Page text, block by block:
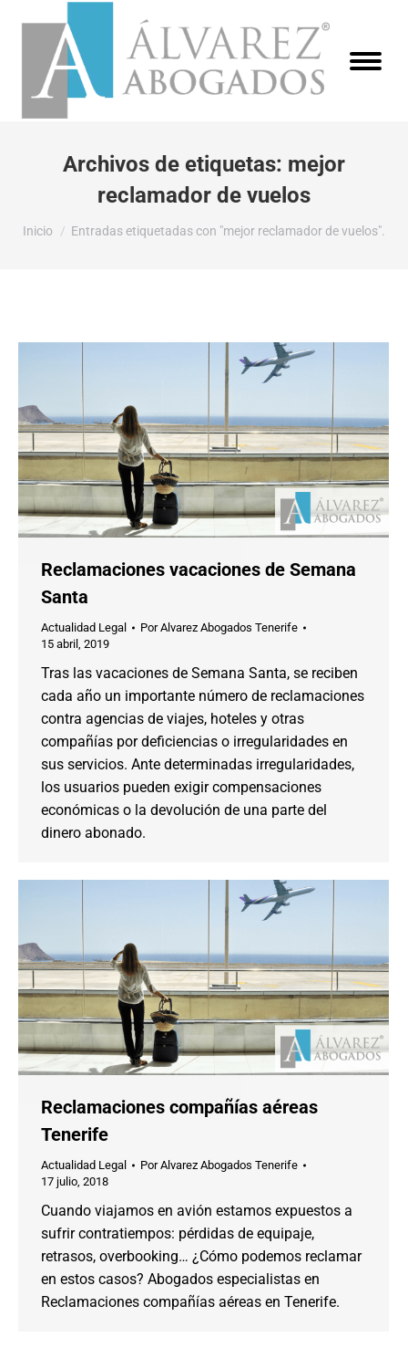
Archivos de etiquetas: mejor
reclamador de vuelos
Estás aquí:
Inicio Entradas etiquetadas con "mejor reclamador de vuelos".
Reclamaciones vacaciones de Semana
Santa
Actualidad Legal PorAlvarez Abogados Tenerife
15 abril, 2019
Tras las vacaciones de Semana Santa, se reciben
cada año un importante número de reclamaciones
contra agencias de viajes, hoteles y otras
compañías por deficiencias o irregularidades en
sus servicios. Ante determinadas irregularidades,
los usuarios pueden exigir compensaciones
económicas o la devolución de una parte del
dinero abonado.
Reclamaciones compañías aéreas
Tenerife
Actualidad Legal PorAlvarez Abogados Tenerife
17 julio, 2018
Cuando viajamos en avión estamos expuestos a
sufrir contratiempos: pérdidas de equipaje,
retrasos, overbooking… ¿Cómo podemos reclamar
en estos casos? Abogados especialistas en
Reclamaciones compañías aéreas en Tenerife.